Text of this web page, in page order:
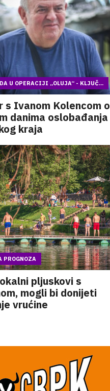
U OPERACIJI „OLUJA“ - KLJUČ...
s Ivanom Kolencom o
danima oslobađanja
kraja
PROGNOZA
pljuskovi s
mogli bi donijeti
vrućine